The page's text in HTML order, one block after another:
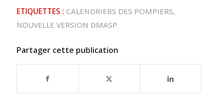
ETIQUETTES : CALENDRIERS DES POMPIERS,
NOUVELLE VERSION DMASP
Partager cette publication